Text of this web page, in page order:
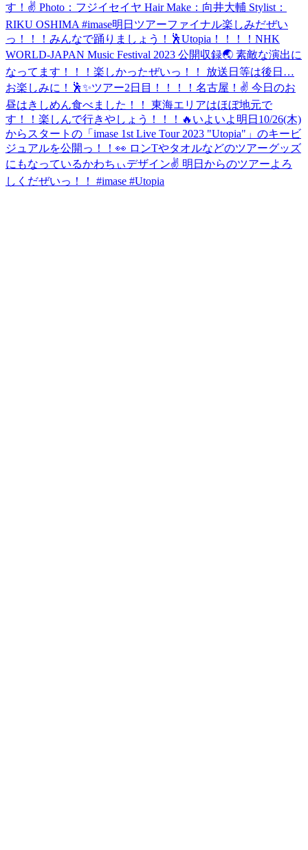
す！✌️ Photo：フジイセイヤ Hair Make：向井大輔 Stylist：
RIKU OSHIMA #imase明日ツアーファイナル楽しみだぜい
っ！！！みんなで踊りましょう！🕺Utopia！！！！ NHK
WORLD-JAPAN Music Festival 2023 公開収録🌏 素敵な演出に
なってます！！！楽しかったぜいっ！！ 放送日等は後日…
お楽しみに！🕺✨ツアー2日目！！！！名古屋！✌️ 今日のお
昼はきしめん食べました！！ 東海エリアはほぼ地元で
す！！楽しんで行きやしょう！！！🔥 いよいよ明日10/26(木)
からスタートの「imase 1st Live Tour 2023 "Utopia"」のキービ
ジュアルを公開っ！！👀 ロンTやタオルなどのツアーグッズ
にもなっているかわちぃデザイン✌ 明日からのツアーよろ
しくだぜいっ！！ #imase #Utopia